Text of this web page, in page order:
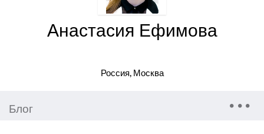
Анастасия Ефимова
Россия, Москва
Блог